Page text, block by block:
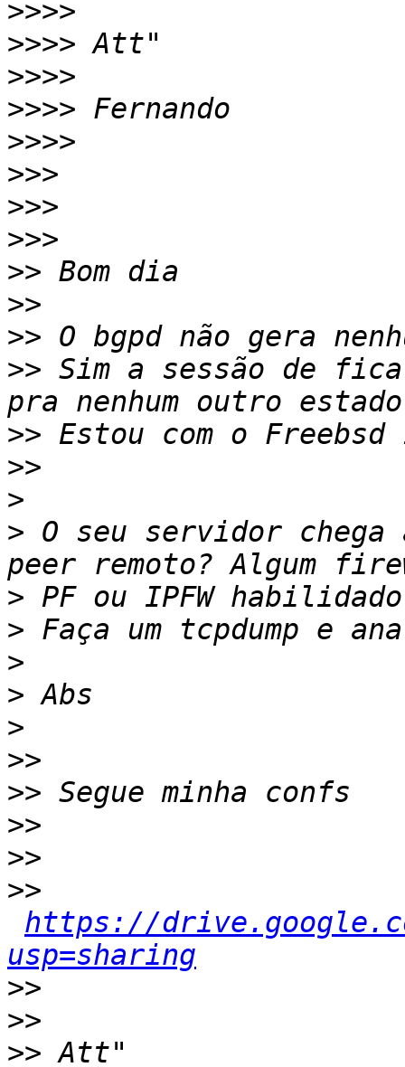
>>>>
>>>>
>>>>
>>>>
>>>>
>>>
>>>
>>>
>>
>>
>>
>> Sim a sessão de fica
>>
>>
>
> O seu servidor chega
>
>
>
>
>
>>
>>
>>
>>
>>
https://
usp=sharing
>>
>>
>>